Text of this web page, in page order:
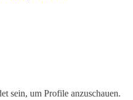
sein, um Profile anzuschauen.